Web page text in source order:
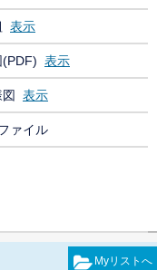
ァイル